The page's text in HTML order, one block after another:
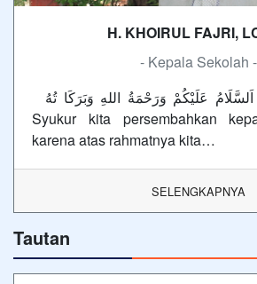
H. KHOIRUL FAJRI,
- Kepala Sekolah -
Syukur kita persembahkan
karena atas rahmatnya kita…
SELENGKAPNYA
Tautan